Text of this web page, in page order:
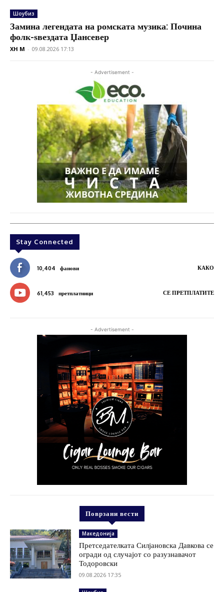
Шоубиз
Замина легендата на ромската музика: Почина
фолк-ѕвездата Џансевер
XH M - 09.08.2026 17:13
- Advertisement -
Stay Connected
10,404 фанови КАКО
61,453 претплатници СЕ ПРЕТПЛАТИТЕ
- Advertisement -
Поврзани вести
Македонија
Претседателката Силјановска Давкова се
огради од случајот со разузнавачот
Тодоровски
09.08.2026 17:35